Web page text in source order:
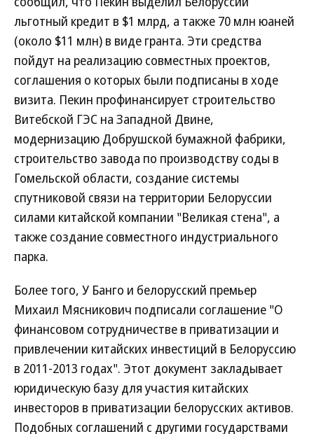
льготный кредит в $1 млрд, а также 70 млн юаней
(около $11 млн) в виде гранта. Эти средства
пойдут на реализацию совместных проектов,
соглашения о которых были подписаны в ходе
визита. Пекин профинансирует строительство
Витебской ГЭС на Западной Двине,
модернизацию Добрушской бумажной фабрики,
строительство завода по производству соды в
Гомельской области, создание системы
спутниковой связи на территории Белоруссии
силами китайской компании "Великая стена", а
также создание совместного индустриального
парка.
Более того, У Банго и белорусский премьер
Михаил Мясникович подписали соглашение "О
финансовом сотрудничестве в приватизации и
привлечении китайских инвестиций в Белоруссию
в 2011-2013 годах". Этот документ закладывает
юридическую базу для участия китайских
инвесторов в приватизации белорусских активов.
Подобных соглашений с другими государствами